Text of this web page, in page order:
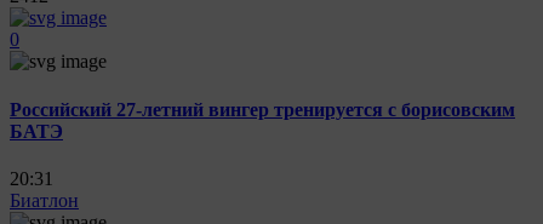
0
Российский 27-летний вингер тренируется с борисовским
БАТЭ
20:31
Биатлон